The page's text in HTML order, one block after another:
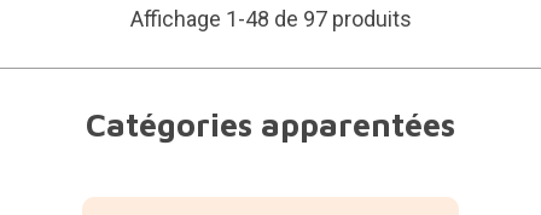
Affichage 1-48 de 97 produits
Catégories apparentées